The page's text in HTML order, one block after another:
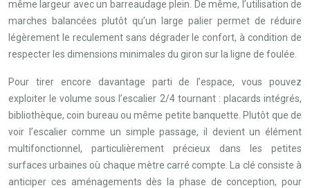
même largeur avec un barreaudage plein. De même, l’utilisation de
marches balancées plutôt qu’un large palier permet de réduire
légèrement le reculement sans dégrader le confort, à condition de
respecter les dimensions minimales du giron sur la ligne de foulée.
Pour tirer encore davantage parti de l’espace, vous pouvez
exploiter le volume sous l’escalier 2/4 tournant : placards intégrés,
bibliothèque, coin bureau ou même petite banquette. Plutôt que de
voir l’escalier comme un simple passage, il devient un élément
multifonctionnel, particulièrement précieux dans les petites
surfaces urbaines où chaque mètre carré compte. La clé consiste à
anticiper ces aménagements dès la phase de conception, pour